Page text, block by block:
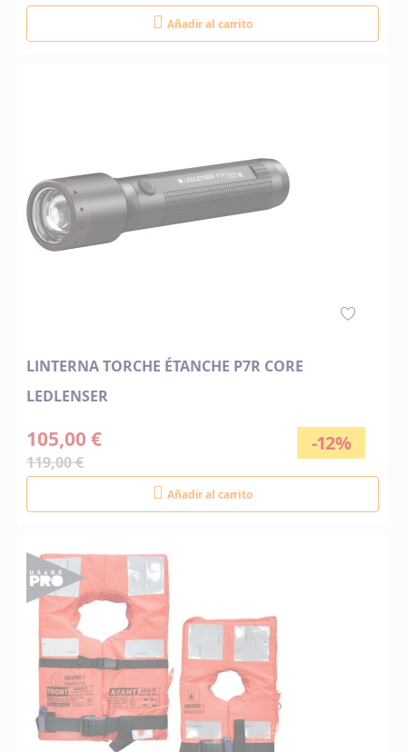
Añadir al carrito
LINTERNA TORCHE ÉTANCHE P7R CORE
LEDLENSER
-12%
105,00 €
119,00 €
Añadir al carrito